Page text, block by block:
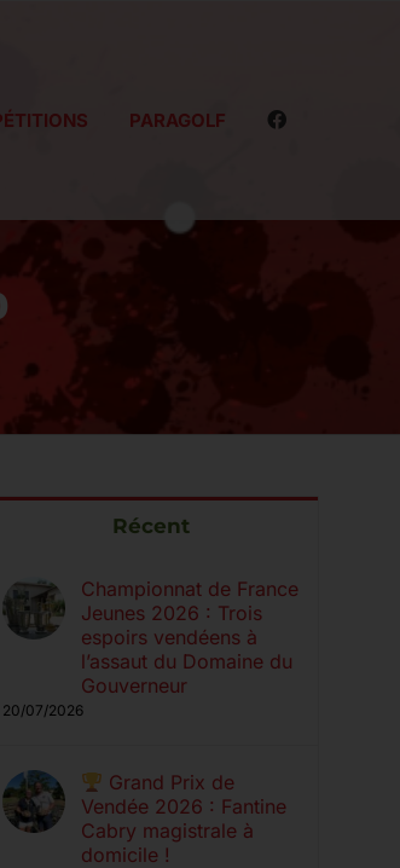
PARAGOLF
Récent
Championnat de France
Jeunes 2026 : Trois
espoirs vendéens à
l’assaut du Domaine du
Gouverneur
20/07/2026
Grand Prix de
Vendée 2026 : Fantine
Cabry magistrale à
domicile !